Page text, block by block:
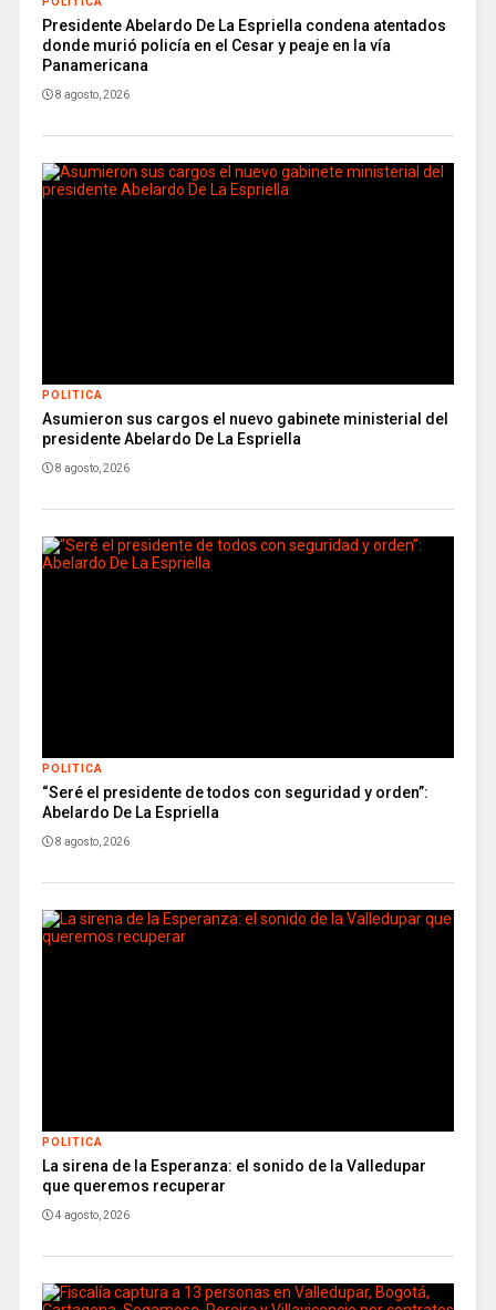
Presidente Abelardo De La Espriella condena atentados
donde murió policía en el Cesar y peaje en la vía
Panamericana
8 agosto, 2026
POLITICA
Asumieron sus cargos el nuevo gabinete ministerial del
presidente Abelardo De La Espriella
8 agosto, 2026
POLITICA
“Seré el presidente de todos con seguridad y orden”:
Abelardo De La Espriella
8 agosto, 2026
POLITICA
La sirena de la Esperanza: el sonido de la Valledupar
que queremos recuperar
4 agosto, 2026